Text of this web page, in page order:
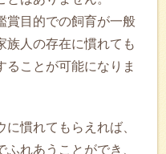
賞目的での飼育が一般
族人の存在に慣れても
ることが可能になりま
慣れてもらえれば、
れあうことができ、